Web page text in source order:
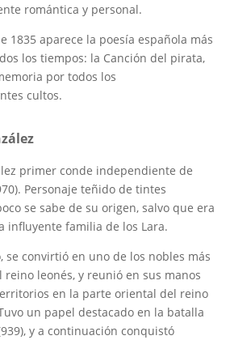
romántica y personal.
1835 aparece la poesía española más
los tiempos: la Canción del pirata,
por todos los
cultos.
primer conde independiente de
Personaje teñido de tintes
se sabe de su origen, salvo que era
influyente familia de los Lara.
se convirtió en uno de los nobles más
reino leonés, y reunió en sus manos
en la parte oriental del reino
un papel destacado en la batalla
y a continuación conquistó